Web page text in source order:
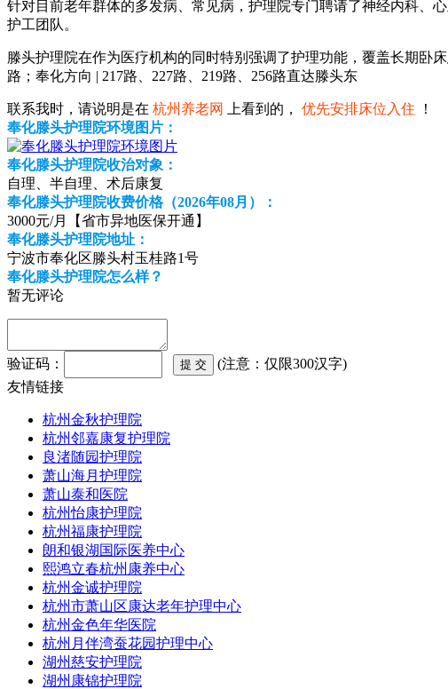
针对目前老年群体的多发病、常见病，护理院专门聘请了神经内科、
护工团队。
滕头护理院在作为医疗机构的同时特别强调了护理功能，覆盖长期卧
路；奉化方向 | 217路、227路、219路、256路直达滕头东
联系我时，请说明是在 杭州养老网 上看到的， 优先安排床位入住 ！
奉化滕头护理院环境图片：
奉化滕头护理院收治对象：
自理、半自理、术后康复
奉化滕头护理院收费价格（2026年08月）：
3000元/月【省市异地医保开通】
奉化滕头护理院地址：
宁波市奉化区滕头村玉桂路1号
奉化滕头护理院怎么样？
暂无评论
验证码：
(注意：仅限300汉字)
友情链接
杭州金秋护理院
杭州邻嘉康复护理院
良渚随园护理院
萧山海月护理院
萧山泰和医院
杭州怡康护理院
杭州福康护理院
朗和银湖国际医养中心
熙鸿立春杭州康养中心
杭州金诚护理院
杭州市萧山区康达老年护理中心
杭州金色年华医院
杭州月伴湾蚕花园护理中心
湖州慈安护理院
湖州康锦护理院